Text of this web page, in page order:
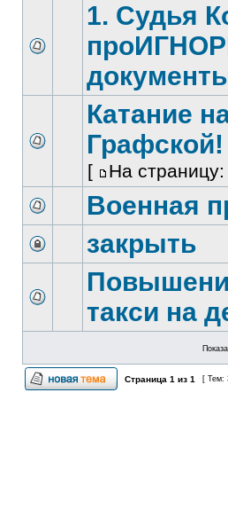
1. Судья
Катание
Графской!
[ На страницу:
Военная
закрыть
такси на
Страница 1 из 1 [ Тем: